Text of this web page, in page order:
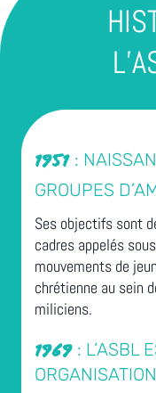
1951 :
GROUPES
Ses objectifs sont
cadres appelés
mouvements de
chrétienne au sein
miliciens.
1969 : L’ASBL